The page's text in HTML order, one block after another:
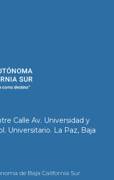
Calle Av. Universidad y
Universitario. La Paz, Baja
de Baja California Sur